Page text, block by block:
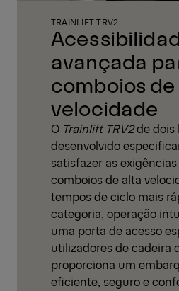
avançada
comboios
velocidade
TRAINLIFT TRV2
O Trainlift TRV2de dois
desenvolvido
satisfazer as
comboios de alta
tempos de ciclo mais
categoria, operação
uma porta de acesso
utilizadores de cadeira
proporciona um
eficiente, seguro e